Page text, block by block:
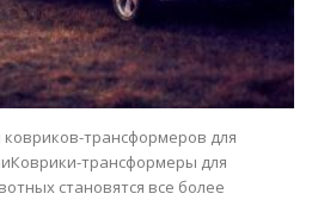
трансформеров для
трансформеры для
становятся все более